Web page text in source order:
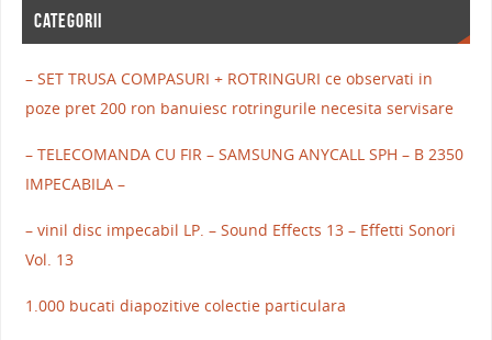
CATEGORII
– SET TRUSA COMPASURI + ROTRINGURI ce observati in
poze pret 200 ron banuiesc rotringurile necesita servisare
– TELECOMANDA CU FIR – SAMSUNG ANYCALL SPH – B 2350
IMPECABILA –
– vinil disc impecabil LP. – Sound Effects 13 – Effetti Sonori
Vol. 13
1.000 bucati diapozitive colectie particulara